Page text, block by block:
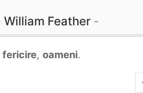
William Feather
fericire, oameni.